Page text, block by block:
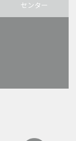
センター